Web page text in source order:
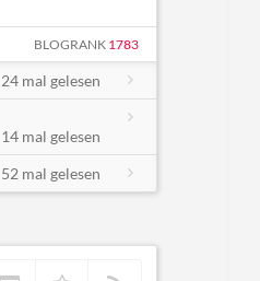
BLOGRANK 1783
24 mal gelesen
14 mal gelesen
52 mal gelesen